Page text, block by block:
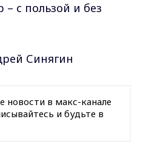
– с пользой и без
Синягин
новости в макс-канале
и будьте в